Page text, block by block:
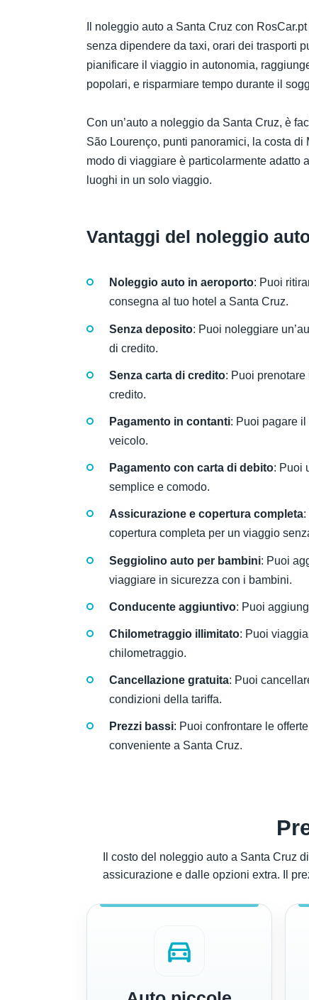
Il noleggio auto a Santa Cruz con
senza dipendere da taxi, orari dei trasporti
pianificare il viaggio in autonomia,
popolari, e risparmiare tempo durante il
Con un’auto a noleggio da Santa Cruz, è
São Lourenço, punti panoramici, la costa
modo di viaggiare è particolarmente adatto
luoghi in un solo viaggio.
Vantaggi del noleggio
Noleggio auto in aeroporto: Puoi
consegna al tuo hotel a Santa Cruz.
Senza deposito: Puoi noleggiare
di credito.
Senza carta di credito: Puoi prenotare
credito.
Pagamento in contanti: Puoi pagare
veicolo.
Pagamento con carta di debito: Puoi
semplice e comodo.
Assicurazione e copertura completa:
copertura completa per un viaggio
Seggiolino auto per bambini: Puoi
viaggiare in sicurezza con i bambini.
Conducente aggiuntivo: Puoi
Chilometraggio illimitato: Puoi
chilometraggio.
Cancellazione gratuita: Puoi
condizioni della tariffa.
Prezzi bassi: Puoi confrontare le
conveniente a Santa Cruz.
Il costo del noleggio auto a Santa Cruz
assicurazione e dalle opzioni extra. Il
directions_car